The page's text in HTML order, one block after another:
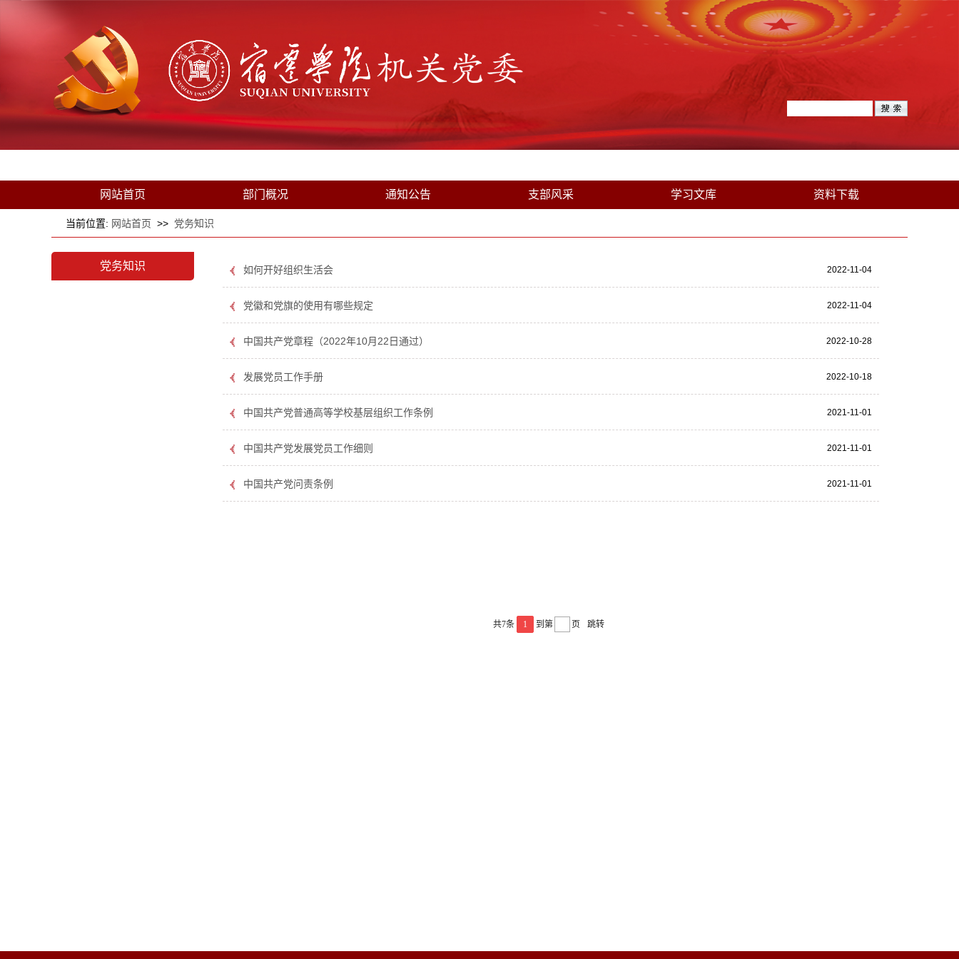
网站首页 部门概况 通知公告 支部风采 学习文库 资料下载
当前位置: 网站首页 >> 党务知识
党务知识 2022-11-04
如何开好组织生活会
2022-11-04
党徽和党旗的使用有哪些规定
2022-10-28
中国共产党章程（2022年10月22日通过）
2022-10-18
发展党员工作手册
2021-11-01
中国共产党普通高等学校基层组织工作条例
2021-11-01
中国共产党发展党员工作细则
2021-11-01
中国共产党问责条例
共7条 1 到第 页 跳转